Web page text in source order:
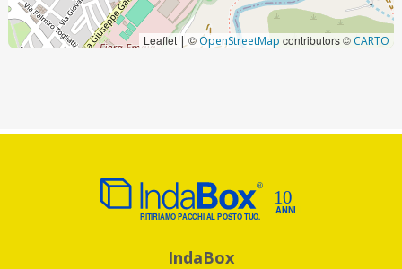
Leaflet | ©OpenStreetMap contributors © CARTO
IndaBox